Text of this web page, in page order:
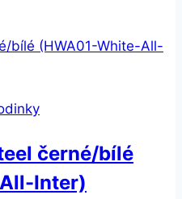
černé/bílé
Inter)